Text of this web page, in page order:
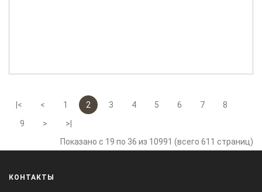
|< < 1 2 3 4 5 6 7
8
9
>
>|
Показано с 19 по 36 из 10991 (всего 611 страниц)
КОНТАКТЫ